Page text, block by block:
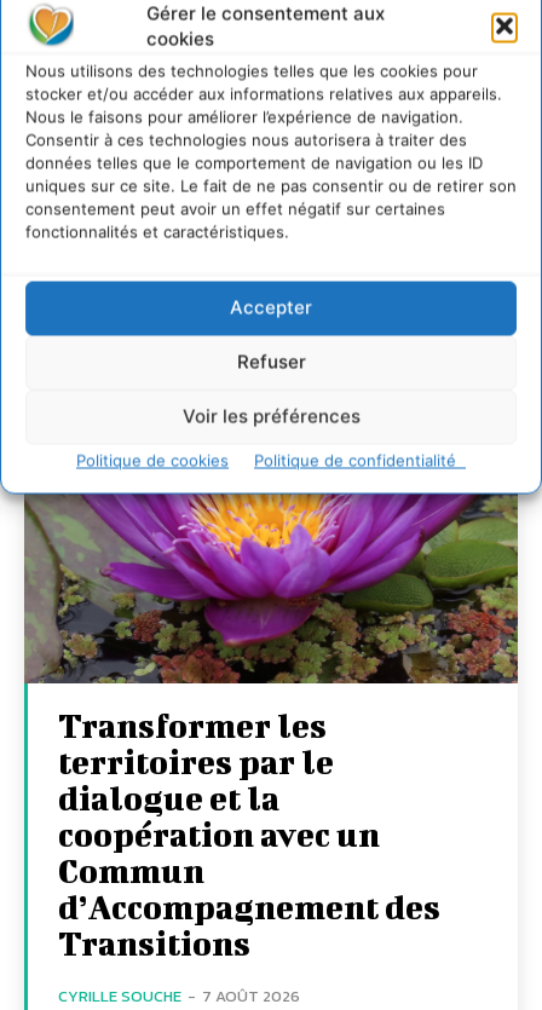
Gérer le consentement aux
cookies
Nous utilisons des technologies telles que les cookies pour
stocker et/ou accéder aux informations relatives aux appareils.
Nous le faisons pour améliorer l’expérience de navigation.
Consentir à ces technologies nous autorisera à traiter des
données telles que le comportement de navigation ou les ID
uniques sur ce site. Le fait de ne pas consentir ou de retirer son
consentement peut avoir un effet négatif sur certaines
fonctionnalités et caractéristiques.
Accepter
Refuser
Voir les préférences
Politique de cookies Politique de confidentialité
Un kit citoyen pour lever les freins au
développement des forêts comestibles dans nos
villes
29 juillet 2026
L’éco-anxiété informe et l’éco-lucidité transforme
28 juillet 2026
7 indicateurs pour des villes résilientes et durables,
adaptées au changement climatique
Transformer les
territoires par le
dialogue et la
coopération avec un
Commun
d’Accompagnement des
Transitions
CYRILLE SOUCHE - 7 AOÛT 2026